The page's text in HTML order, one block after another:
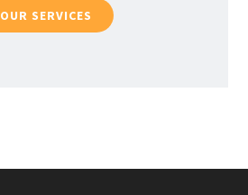
OUR SERVICES